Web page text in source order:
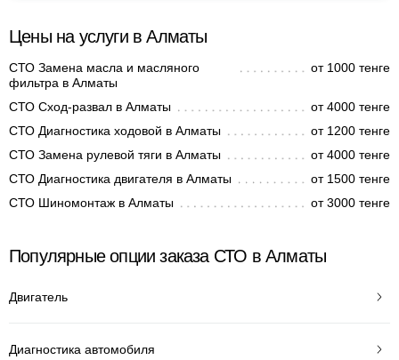
Цены на услуги в Алматы
СТО Замена масла и масляного
фильтра в Алматы
от 1000 тенге
СТО Сход-развал в Алматы
от 4000 тенге
СТО Диагностика ходовой в Алматы
от 1200 тенге
СТО Замена рулевой тяги в Алматы
от 4000 тенге
СТО Диагностика двигателя в Алматы
от 1500 тенге
СТО Шиномонтаж в Алматы
от 3000 тенге
Популярные опции заказа СТО в Алматы
Двигатель
Диагностика автомобиля